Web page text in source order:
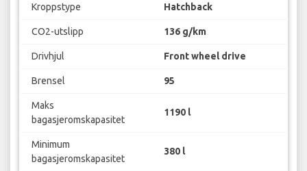
Kroppstype Hatchback
CO2-utslipp 136 g/km
Drivhjul Front wheel drive
Brensel 95
Maks
bagasjeromskapasitet
1190 l
Minimum
bagasjeromskapasitet
380 l